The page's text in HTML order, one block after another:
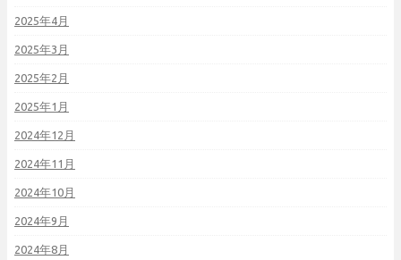
2025年4月
2025年3月
2025年2月
2025年1月
2024年12月
2024年11月
2024年10月
2024年9月
2024年8月